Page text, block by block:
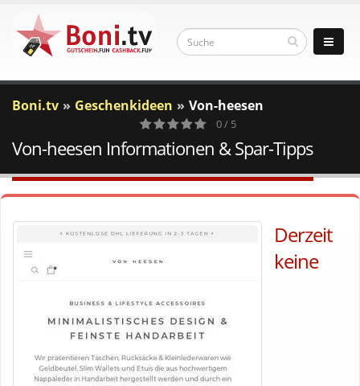
Boni.tv Geschenkideen Von-heesen
0
Votes
0 / 5
Von-heesen Informationen & Spar-Tipps
Derzeit
keine